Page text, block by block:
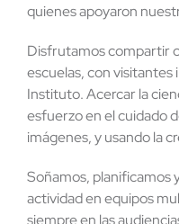
quienes apoyaron
Disfrutamos compartir
escuelas, con
Instituto. Acercar la
esfuerzo en el cuidado
imágenes, y usando la
Soñamos, planificamos
actividad en equipos
siempre en las